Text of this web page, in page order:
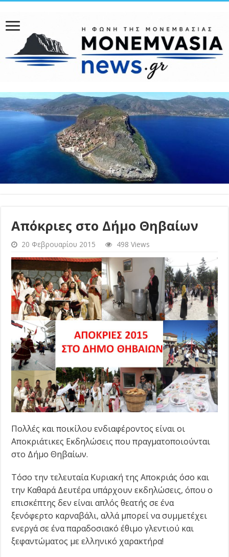
Απόκριες στο Δήμο Θηβαίων
20 Φεβρουαρίου 2015 498 Views
Πολλές και ποικίλου ενδιαφέροντος είναι οι
Αποκριάτικες Εκδηλώσεις που πραγματοποιούνται
στο Δήμο Θηβαίων.
Τόσο την τελευταία Κυριακή της Αποκριάς όσο και
την Καθαρά Δευτέρα υπάρχουν εκδηλώσεις, όπου ο
επισκέπτης δεν είναι απλός θεατής σε ένα
ξενόφερτο καρναβάλι, αλλά μπορεί να συμμετέχει
ενεργά σε ένα παραδοσιακό έθιμο γλεντιού και
ξεφαντώματος με ελληνικό χαρακτήρα!